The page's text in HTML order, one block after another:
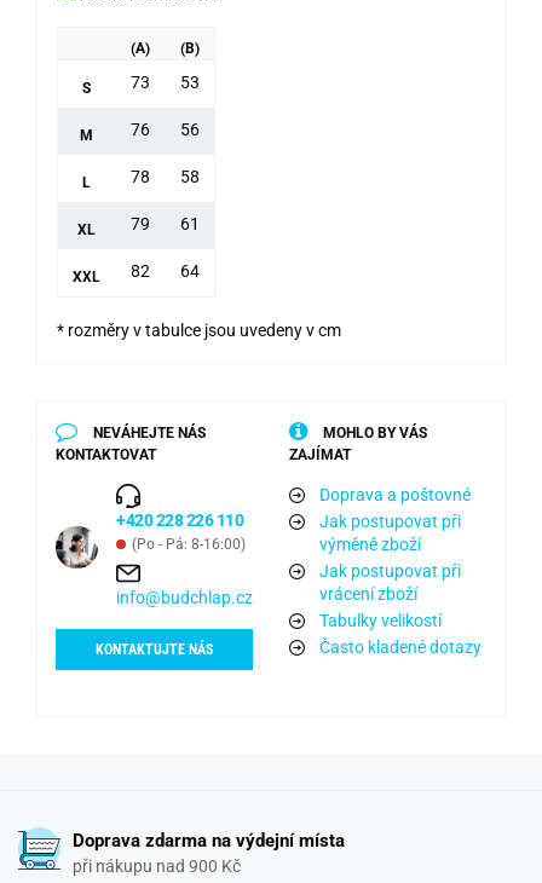
(A) (B)
S 73 53
M 76 56
L 78 58
XL 79 61
XXL 82 64
* rozměry v tabulce jsou uvedeny v cm
NEVÁHEJTE NÁS
KONTAKTOVAT
+420 228 226 110
(Po - Pá: 8-16:00)
info@budchlap.cz
KONTAKTUJTE NÁS
MOHLO BY VÁS
ZAJÍMAT
Doprava a poštovné
Jak postupovat při
výměně zboží
Jak postupovat při
vrácení zboží
Tabulky velikostí
Často kladené dotazy
Doprava zdarma na výdejní místa
při nákupu nad 900 Kč